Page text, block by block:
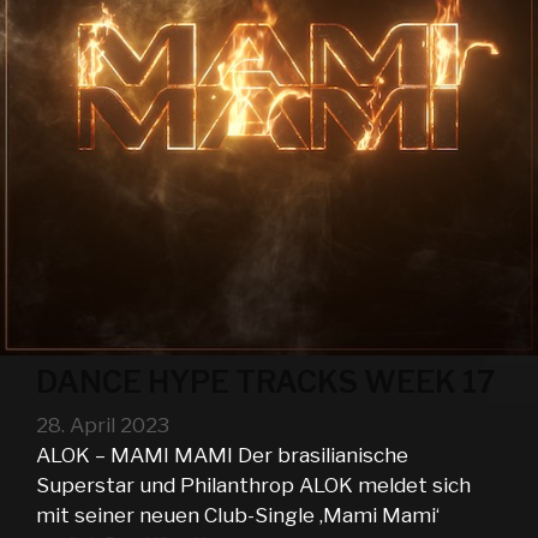
28. April 2023
ALOK – MAMI MAMI Der brasilianische
Superstar und Philanthrop ALOK meldet sich
mit seiner neuen Club-Single ‚Mami Mami‘